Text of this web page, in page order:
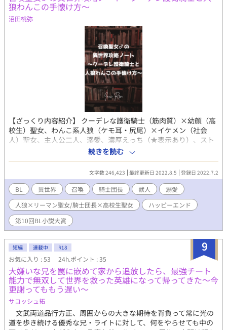
狼わんこの手懐け方～
沼田桃弥
【ざっくり内容紹介】 クーデレな護衛騎士（筋肉質）×幼顔（高
校生）聖女、わんこ系人狼（ケモ耳・尻尾）×イケメン（社会
人）聖女、主人公二人、溺愛、濃厚えっち（★表示あり）、スト
ーリー重視、一部残虐描写あり、ハッピーエンド 【あらすじ】
会社の人間関係に疲れ切った社会人・富塚雫とイジメや家庭環境
で居場所を失った高校生・高槻希空はとあるきっかけでオンライ
ンゲーム内で出会い、意気投合。 雫は希空のイジメなどの相談
を受けるが、話を聞くこと位しか出来ず。数日後、希空は精神的
に追い込まれ、ネットで噂になっている『何でも願いを叶えてく
れる魔法陣』を試し、現実世界からいなくなる。 数日後、ゲー
ム内で高校生の謎の失踪事件を聞き、雫はそれが希空だと思う。
雫自身も上司の執拗な嫌がらせに耐えかねて、会社を辞める。何
た。 『希空を助けるために、同じ世界に』と願った雫が目覚め
た場所は、まさかの異世界だったが、希空と同じ世界に転移した
のかは全く分からず。雫はこの世界のどこかに希空がいると信
じ、行動しようとする。 聖女として召喚されたが、魔力が平民
レベルで教会から冷遇される希空と、大聖女の生まれ変わりだと
言われるが、転移先の国で聖女狩りに遭い、命の危機に瀕する
雫。 二人は果たして同じ世界に転移出来たのだろうか？そし
て、その先で待ち構えているものとは一体！？ ◆R18描写には
「★」あり ◆この作品は「小説家になろう」にも同タイトルで掲
続きを読む
文字数 246,423 最終更新日 2022.8.5 登録日 2022.7.2
BL 異世界 召喚 騎士団長 獣人
溺愛
人狼×リーマン聖女/騎士団長×高校生聖女
ハッピーエンド
第10回BL小説大賞
9
短編 連載中 R18
お気に入り : 53 24h.ポイント : 35
大嫌いな兄を罠に嵌めて家から追放したら、最強チート
能力で無双して世界を救った英雄になって帰ってきた～今
更謝ってももう遅い～
サコッシュ拓
文武両道品行方正、周囲からの大きな期待を背負って常に光の
道を歩き続ける優秀な兄・ライトに対して、何をやらせても中の